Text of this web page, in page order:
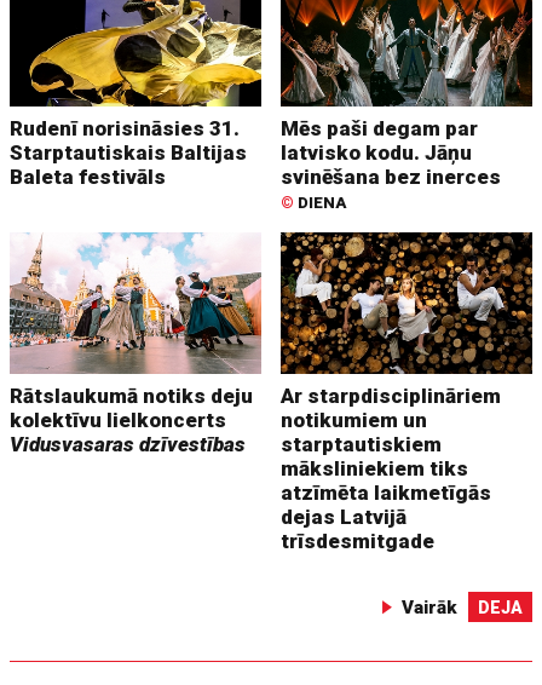
Rudenī norisināsies 31.
Starptautiskais Baltijas
Baleta festivāls
Mēs paši degam par
latvisko kodu. Jāņu
svinēšana bez inerces
© DIENA
Rātslaukumā notiks deju
kolektīvu lielkoncerts
Vidusvasaras dzīvestības
Ar starpdisciplināriem
notikumiem un
starptautiskiem
māksliniekiem tiks
atzīmēta laikmetīgās
dejas Latvijā
trīsdesmitgade
Vairāk DEJA